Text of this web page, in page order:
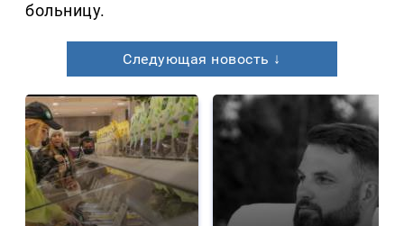
больницу.
Следующая новость ↓